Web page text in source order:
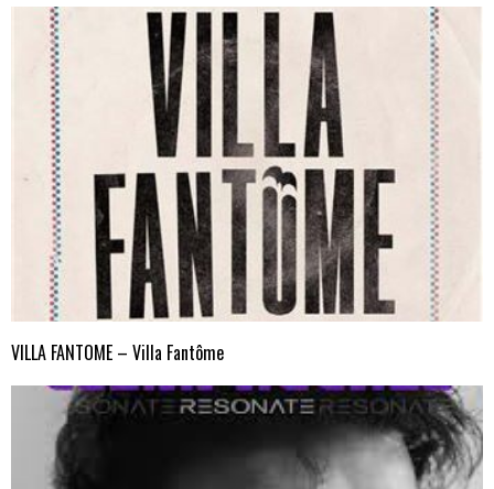
VILLA FANTOME – Villa Fantôme